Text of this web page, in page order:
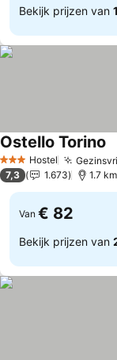
Bekijk prijzen van
3 SterrenHostel
Ostello Torino
7,3 1.673 1.7
Van € 82
Bekijk prijzen van